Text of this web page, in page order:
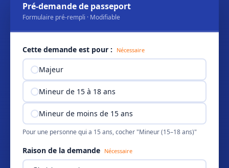
Pré-demande de passeport
Formulaire pré-rempli · Modifiable
Cette demande est pour : Nécessaire
Majeur
Mineur de 15 à 18 ans
Mineur de moins de 15 ans
Pour une personne qui a 15 ans, cocher "Mineur (15–18 ans)"
Raison de la demande Nécessaire